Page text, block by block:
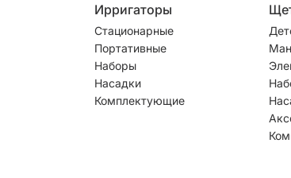
Ирригаторы
Стационарные
Портативные
Наборы
Насадки
Комплектующие